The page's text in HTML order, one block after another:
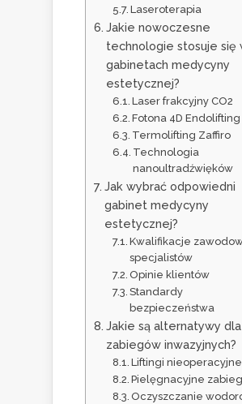
Laseroterapia
Jakie nowoczesne
technologie stosuje się
gabinetach medycyny
estetycznej?
Laser frakcyjny CO2
Fotona 4D Endolifting
Termolifting Zaffiro
Technologia
nanoultradźwięków
Jak wybrać odpowiedni
gabinet medycyny
estetycznej?
Kwalifikacje
specjalistów
Opinie klientów
Standardy
bezpieczeństwa
Jakie są alternatywy dla
zabiegów inwazyjnych?
Liftingi nieoperacyjne
Pielęgnacyjne
Oczyszczanie